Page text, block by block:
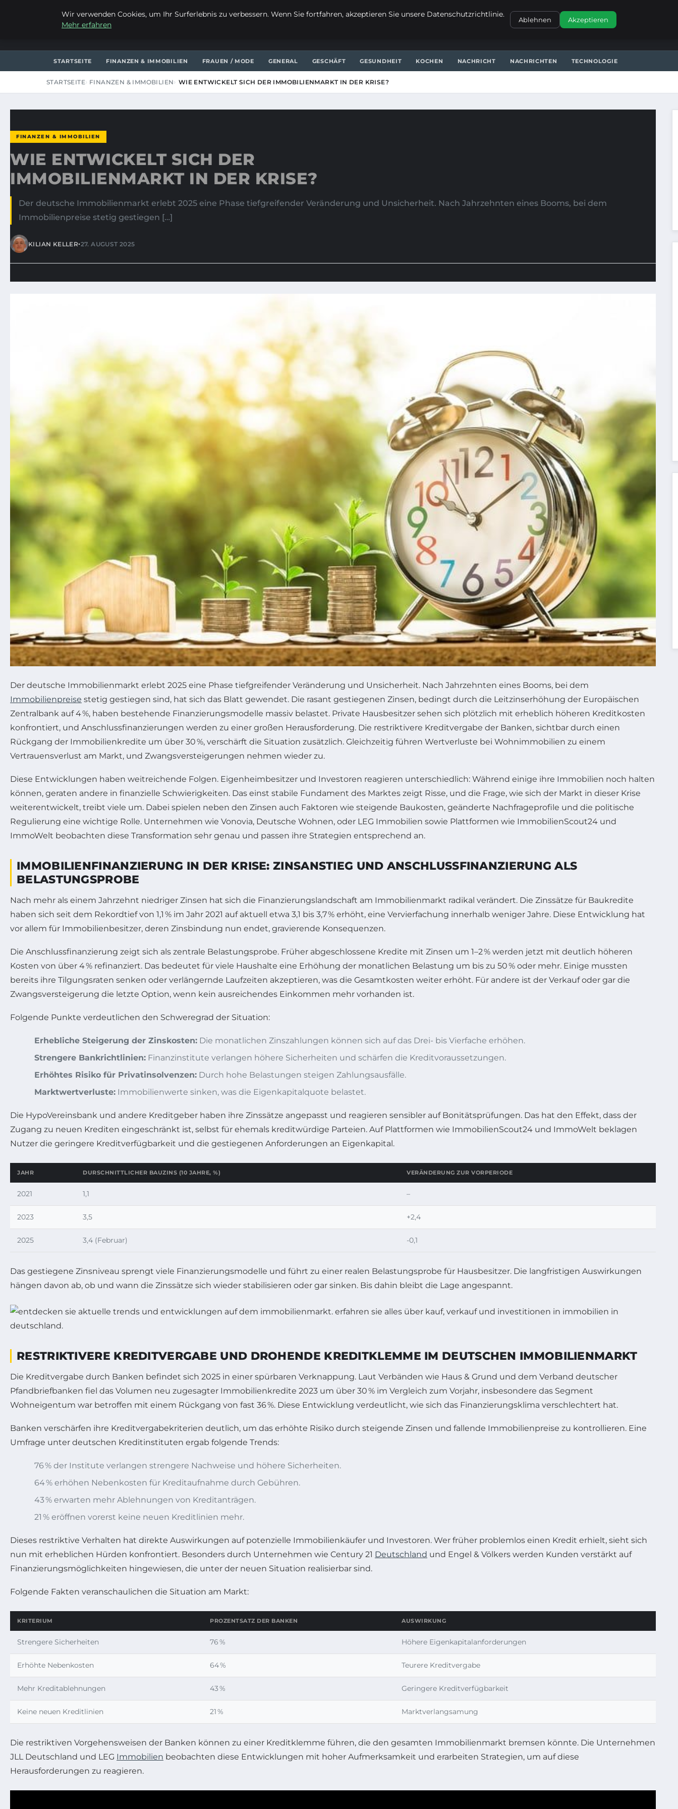
STARTSEITE FINANZEN & IMMOBILIEN FRAUEN / MODE GENERAL GESCHÄFT GESUNDHEIT KOCHEN NACHRICHT NACHRICHTEN TECHNOLOGIE
STARTSEITE FINANZEN & IMMOBILIEN WIE ENTWICKELT SICH DER IMMOBILIENMARKT IN DER KRISE?
FINANZEN & IMMOBILIEN
WIE ENTWICKELT SICH DER
IMMOBILIENMARKT IN DER KRISE?
Der deutsche Immobilienmarkt erlebt 2025 eine Phase tiefgreifender Veränderung und Unsicherheit. Nach Jahrzehnten eines Booms, bei dem
Immobilienpreise stetig gestiegen […]
KILIAN KELLER•27. AUGUST 2025
Der deutsche Immobilienmarkt erlebt 2025 eine Phase tiefgreifender Veränderung und Unsicherheit. Nach Jahrzehnten eines Booms, bei dem
Immobilienpreise stetig gestiegen sind, hat sich das Blatt gewendet. Die rasant gestiegenen Zinsen, bedingt durch die Leitzinserhöhung der Europäischen
Zentralbank auf 4 %, haben bestehende Finanzierungsmodelle massiv belastet. Private Hausbesitzer sehen sich plötzlich mit erheblich höheren Kreditkosten
konfrontiert, und Anschlussfinanzierungen werden zu einer großen Herausforderung. Die restriktivere Kreditvergabe der Banken, sichtbar durch einen
Rückgang der Immobilienkredite um über 30 %, verschärft die Situation zusätzlich. Gleichzeitig führen Wertverluste bei Wohnimmobilien zu einem
Vertrauensverlust am Markt, und Zwangsversteigerungen nehmen wieder zu.
Diese Entwicklungen haben weitreichende Folgen. Eigenheimbesitzer und Investoren reagieren unterschiedlich: Während einige ihre Immobilien noch halten
können, geraten andere in finanzielle Schwierigkeiten. Das einst stabile Fundament des Marktes zeigt Risse, und die Frage, wie sich der Markt in dieser Krise
weiterentwickelt, treibt viele um. Dabei spielen neben den Zinsen auch Faktoren wie steigende Baukosten, geänderte Nachfrageprofile und die politische
Regulierung eine wichtige Rolle. Unternehmen wie Vonovia, Deutsche Wohnen, oder LEG Immobilien sowie Plattformen wie ImmobilienScout24 und
ImmoWelt beobachten diese Transformation sehr genau und passen ihre Strategien entsprechend an.
IMMOBILIENFINANZIERUNG IN DER KRISE: ZINSANSTIEG UND ANSCHLUSSFINANZIERUNG ALS
BELASTUNGSPROBE
Nach mehr als einem Jahrzehnt niedriger Zinsen hat sich die Finanzierungslandschaft am Immobilienmarkt radikal verändert. Die Zinssätze für Baukredite
haben sich seit dem Rekordtief von 1,1 % im Jahr 2021 auf aktuell etwa 3,1 bis 3,7 % erhöht, eine Vervierfachung innerhalb weniger Jahre. Diese Entwicklung hat
vor allem für Immobilienbesitzer, deren Zinsbindung nun endet, gravierende Konsequenzen.
Die Anschlussfinanzierung zeigt sich als zentrale Belastungsprobe. Früher abgeschlossene Kredite mit Zinsen um 1–2 % werden jetzt mit deutlich höheren
Kosten von über 4 % refinanziert. Das bedeutet für viele Haushalte eine Erhöhung der monatlichen Belastung um bis zu 50 % oder mehr. Einige mussten
bereits ihre Tilgungsraten senken oder verlängernde Laufzeiten akzeptieren, was die Gesamtkosten weiter erhöht. Für andere ist der Verkauf oder gar die
Zwangsversteigerung die letzte Option, wenn kein ausreichendes Einkommen mehr vorhanden ist.
Folgende Punkte verdeutlichen den Schweregrad der Situation:
Erhebliche Steigerung der Zinskosten: Die monatlichen Zinszahlungen können sich auf das Drei- bis Vierfache erhöhen.
Strengere Bankrichtlinien: Finanzinstitute verlangen höhere Sicherheiten und schärfen die Kreditvoraussetzungen.
Erhöhtes Risiko für Privatinsolvenzen: Durch hohe Belastungen steigen Zahlungsausfälle.
Marktwertverluste: Immobilienwerte sinken, was die Eigenkapitalquote belastet.
Die HypoVereinsbank und andere Kreditgeber haben ihre Zinssätze angepasst und reagieren sensibler auf Bonitätsprüfungen. Das hat den Effekt, dass der
Zugang zu neuen Krediten eingeschränkt ist, selbst für ehemals kreditwürdige Parteien. Auf Plattformen wie ImmobilienScout24 und ImmoWelt beklagen
Nutzer die geringere Kreditverfügbarkeit und die gestiegenen Anforderungen an Eigenkapital.
JAHR DURSCHNITTLICHER BAUZINS (10 JAHRE, %) VERÄNDERUNG ZUR VORPERIODE
2021 1,1 –
2023 3,5 +2,4
2025 3,4 (Februar) -0,1
Das gestiegene Zinsniveau sprengt viele Finanzierungsmodelle und führt zu einer realen Belastungsprobe für Hausbesitzer. Die langfristigen Auswirkungen
hängen davon ab, ob und wann die Zinssätze sich wieder stabilisieren oder gar sinken. Bis dahin bleibt die Lage angespannt.
RESTRIKTIVERE KREDITVERGABE UND DROHENDE KREDITKLEMME IM DEUTSCHEN IMMOBILIENMARKT
Die Kreditvergabe durch Banken befindet sich 2025 in einer spürbaren Verknappung. Laut Verbänden wie Haus & Grund und dem Verband deutscher
Pfandbriefbanken fiel das Volumen neu zugesagter Immobilienkredite 2023 um über 30 % im Vergleich zum Vorjahr, insbesondere das Segment
Wohneigentum war betroffen mit einem Rückgang von fast 36 %. Diese Entwicklung verdeutlicht, wie sich das Finanzierungsklima verschlechtert hat.
Banken verschärfen ihre Kreditvergabekriterien deutlich, um das erhöhte Risiko durch steigende Zinsen und fallende Immobilienpreise zu kontrollieren. Eine
Umfrage unter deutschen Kreditinstituten ergab folgende Trends:
76 % der Institute verlangen strengere Nachweise und höhere Sicherheiten.
64 % erhöhen Nebenkosten für Kreditaufnahme durch Gebühren.
43 % erwarten mehr Ablehnungen von Kreditanträgen.
21 % eröffnen vorerst keine neuen Kreditlinien mehr.
Dieses restriktive Verhalten hat direkte Auswirkungen auf potenzielle Immobilienkäufer und Investoren. Wer früher problemlos einen Kredit erhielt, sieht sich
nun mit erheblichen Hürden konfrontiert. Besonders durch Unternehmen wie Century 21 Deutschland und Engel & Völkers werden Kunden verstärkt auf
Finanzierungsmöglichkeiten hingewiesen, die unter der neuen Situation realisierbar sind.
Folgende Fakten veranschaulichen die Situation am Markt:
KRITERIUM PROZENTSATZ DER BANKEN AUSWIRKUNG
Strengere Sicherheiten 76 % Höhere Eigenkapitalanforderungen
Erhöhte Nebenkosten 64 % Teurere Kreditvergabe
Mehr Kreditablehnungen 43 % Geringere Kreditverfügbarkeit
Keine neuen Kreditlinien 21 % Marktverlangsamung
Die restriktiven Vorgehensweisen der Banken können zu einer Kreditklemme führen, die den gesamten Immobilienmarkt bremsen könnte. Die Unternehmen
JLL Deutschland und LEG Immobilien beobachten diese Entwicklungen mit hoher Aufmerksamkeit und erarbeiten Strategien, um auf diese
Herausforderungen zu reagieren.
Wir verwenden Cookies, um Ihr Surferlebnis zu verbessern. Wenn Sie fortfahren, akzeptieren Sie unsere Datenschutzrichtlinie.
Mehr erfahren
Ablehnen Akzeptieren